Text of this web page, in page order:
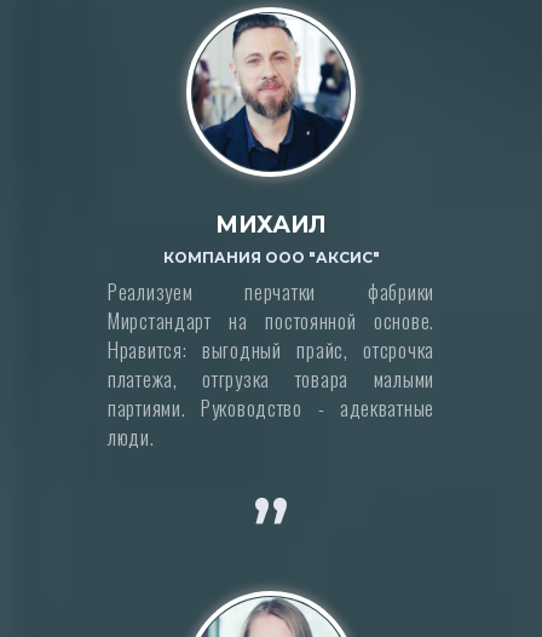
МИХАИЛ
КОМПАНИЯ ООО "АКСИС"
Реализуем перчатки фабрики
Мирстандарт на постоянной основе.
Нравится: выгодный прайс, отсрочка
платежа, отгрузка товара малыми
партиями. Руководство - адекватные
люди.
”